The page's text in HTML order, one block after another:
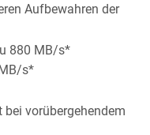
Aufbewahren der
880 MB/s*
s*
bei vorübergehendem